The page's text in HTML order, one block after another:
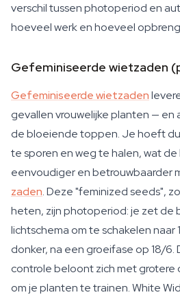
verschil tussen photoperiod en
hoeveel werk en hoeveel
Gefeminiseerde wietzaden
Gefeminiseerde wietzaden
gevallen vrouwelijke planten — en
de bloeiende toppen. Je hoeft
te sporen en weg te halen, wat
eenvoudiger en betrouwbaarder
zaden. Deze "feminized seeds",
heten, zijn photoperiod: je zet de
lichtschema om te schakelen naar
donker, na een groeifase op 18/6.
controle beloont zich met grotere
om je planten te trainen. White